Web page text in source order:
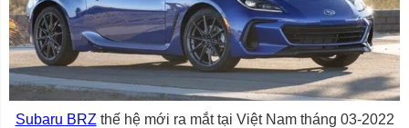
Subaru BRZ thế hệ mới ra mắt tại Việt Nam tháng 03-2022